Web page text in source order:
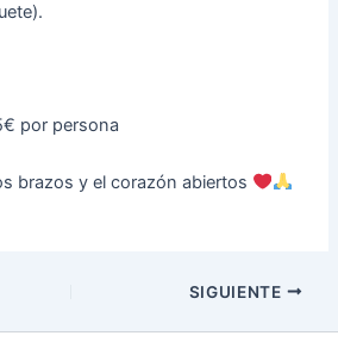
por persona
brazos y el corazón abiertos
SIGUIENTE